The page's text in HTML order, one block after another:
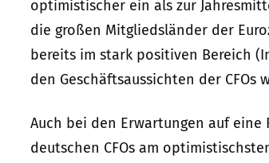
optimistischer ein als zur
die großen Mitgliedsländer der
bereits im stark positiven Bereich
den Geschäftsaussichten der
Auch bei den Erwartungen auf eine
deutschen CFOs am